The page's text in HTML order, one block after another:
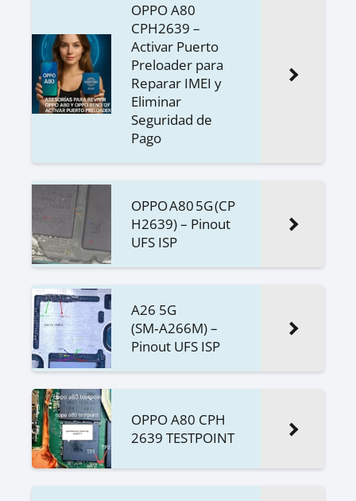
OPPO A80
CPH2639 –
Activar Puerto
Preloader para
Reparar IMEI y
Eliminar
Seguridad de
Pago
OPPO A80 5G (CP
H2639) – Pinout
UFS ISP
A26 5G
(SM‑A266M) –
Pinout UFS ISP
OPPO A80 CPH
2639 TESTPOINT